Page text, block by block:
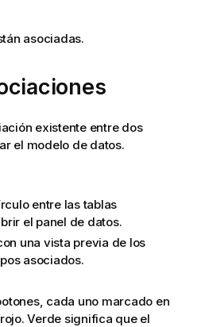
asociadas.
existente entre dos
el modelo de datos.
entre las tablas
el panel de datos.
una vista previa de los
asociados.
cada uno marcado en
Verde significa que el